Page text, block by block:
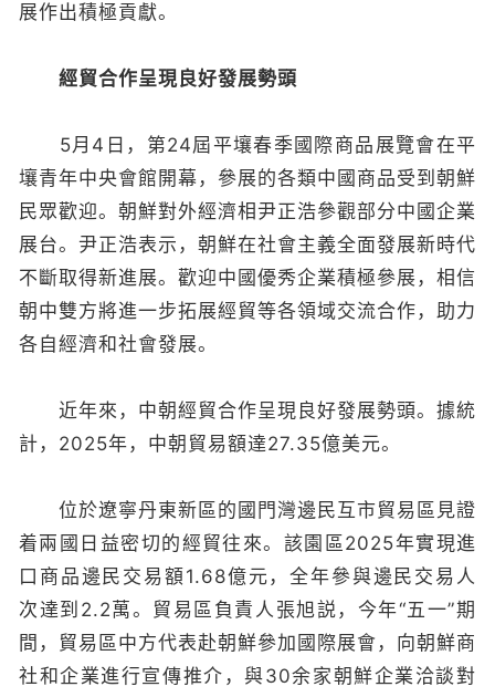
展作出積極貢獻。
經貿合作呈現良好發展勢頭
5月4日，第24屆平壤春季國際商品展覽會在平
壤青年中央會館開幕，參展的各類中國商品受到朝鮮
民眾歡迎。朝鮮對外經濟相尹正浩參觀部分中國企業
展台。尹正浩表示，朝鮮在社會主義全面發展新時代
不斷取得新進展。歡迎中國優秀企業積極參展，相信
朝中雙方將進一步拓展經貿等各領域交流合作，助力
各自經濟和社會發展。
近年來，中朝經貿合作呈現良好發展勢頭。據統
計，2025年，中朝貿易額達27.35億美元。
位於遼寧丹東新區的國門灣邊民互市貿易區見證
着兩國日益密切的經貿往來。該園區2025年實現進
口商品邊民交易額1.68億元，全年參與邊民交易人
次達到2.2萬。貿易區負責人張旭説，今年“五一”期
間，貿易區中方代表赴朝鮮參加國際展會，向朝鮮商
社和企業進行宣傳推介，與30余家朝鮮企業洽談對